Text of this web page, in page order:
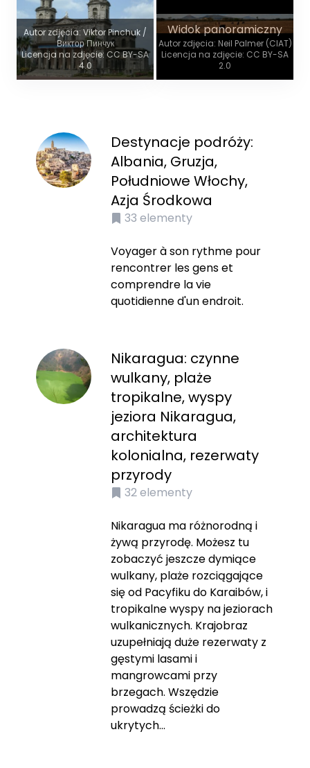
Autor zdjęcia: Viktor Pinchuk /
Виктор Пинчук
Licencja na zdjęcie: CC BY-SA
4.0
Widok panoramiczny
Autor zdjęcia: Neil Palmer (CIAT)
Licencja na zdjęcie: CC BY-SA
2.0
Destynacje podróży:
Albania, Gruzja,
Południowe Włochy,
Azja Środkowa
33 elementy
Voyager à son rythme pour
rencontrer les gens et
comprendre la vie
quotidienne d'un endroit.
Nikaragua: czynne
wulkany, plaże
tropikalne, wyspy
jeziora Nikaragua,
architektura
kolonialna, rezerwaty
przyrody
32elementy
Nikaragua ma różnorodną i
żywą przyrodę. Możesz tu
zobaczyć jeszcze dymiące
wulkany, plaże rozciągające
się od Pacyfiku do Karaibów, i
tropikalne wyspy na jeziorach
wulkanicznych. Krajobraz
uzupełniają duże rezerwaty z
gęstymi lasami i
mangrowcami przy
brzegach. Wszędzie
prowadzą ścieżki do
ukrytych...